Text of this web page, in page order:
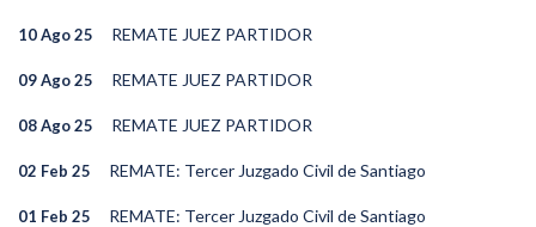
10 Ago 25 REMATE JUEZ PARTIDOR
09 Ago 25 REMATE JUEZ PARTIDOR
08 Ago 25 REMATE JUEZ PARTIDOR
02 Feb 25 REMATE: Tercer Juzgado Civil de Santiago
01 Feb 25 REMATE: Tercer Juzgado Civil de Santiago